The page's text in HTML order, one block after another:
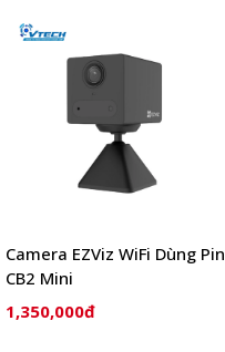
Camera EZViz WiFi Dùng Pin
CB2 Mini
1,350,000đ